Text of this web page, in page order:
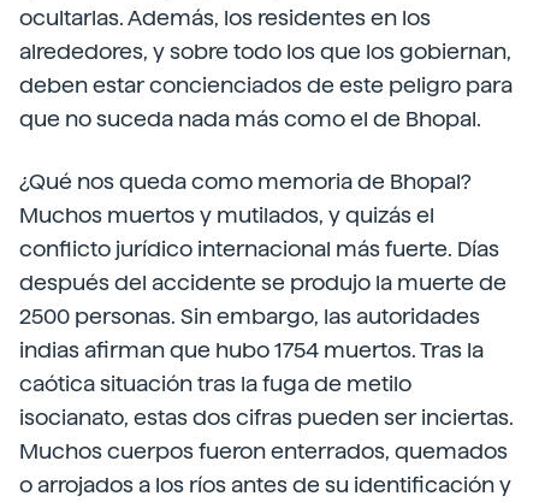
ocultarlas. Además, los residentes en los
alrededores, y sobre todo los que los gobiernan,
deben estar concienciados de este peligro para
que no suceda nada más como el de Bhopal.
¿Qué nos queda como memoria de Bhopal?
Muchos muertos y mutilados, y quizás el
conflicto jurídico internacional más fuerte. Días
después del accidente se produjo la muerte de
2500 personas. Sin embargo, las autoridades
indias afirman que hubo 1754 muertos. Tras la
caótica situación tras la fuga de metilo
isocianato, estas dos cifras pueden ser inciertas.
Muchos cuerpos fueron enterrados, quemados
o arrojados a los ríos antes de su identificación y